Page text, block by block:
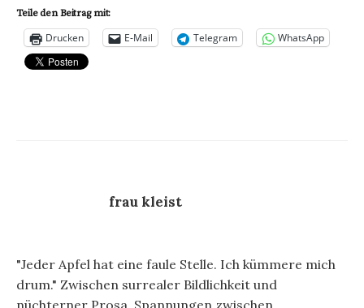
Teile den Beitrag mit:
Drucken E-Mail Telegram WhatsApp
frau kleist
"Jeder Apfel hat eine faule Stelle. Ich kümmere mich
drum." Zwischen surrealer Bildlichkeit und